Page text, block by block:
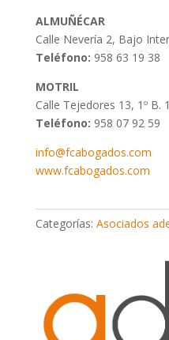
ALMUÑÉCAR
Calle Nevería 2, Bajo
Teléfono: 958 63 19 38
MOTRIL
Calle Tejedores 13, 1º B.
Teléfono: 958 07 92 59
info@fcabogados.com
www.fcabogados.com
Categorías: Asociados